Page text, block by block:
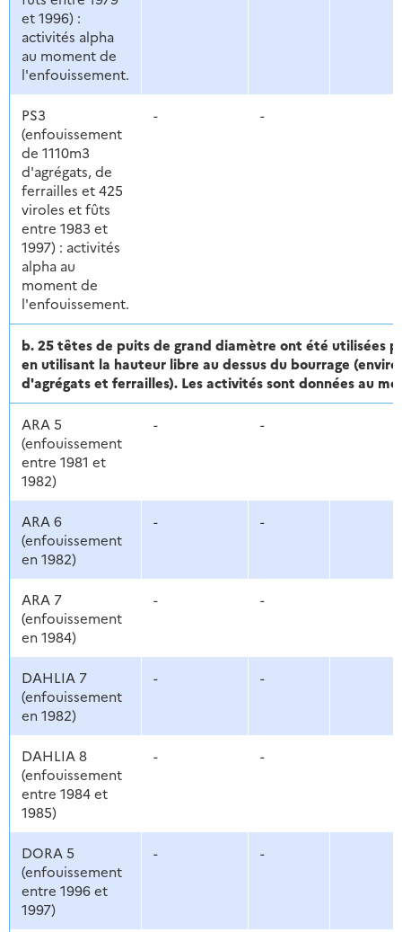
et 1996) :
activités alpha
au moment de
l'enfouissement.
PS3
(enfouissement
de 1110m3
d'agrégats, de
ferrailles et 425
viroles et fûts
entre 1983 et
1997) : activités
alpha au
moment de
l'enfouissement.
- -
b. 25 têtes de puits de grand diamètre ont été utilisées
en utilisant la hauteur libre au dessus du bourrage
d'agrégats et ferrailles). Les activités sont données au
ARA 5
(enfouissement
entre 1981 et
1982)
- -
ARA 6
(enfouissement
en 1982)
- -
ARA 7
(enfouissement
en 1984)
- -
DAHLIA 7
(enfouissement
en 1982)
- -
DAHLIA 8
(enfouissement
entre 1984 et
1985)
- -
DORA 5
(enfouissement
entre 1996 et
1997)
- -